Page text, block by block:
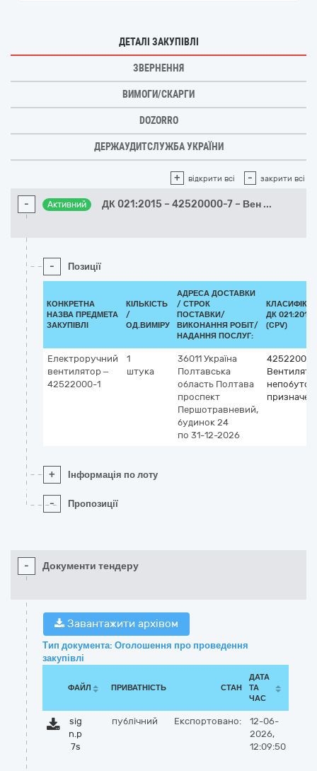
ДЕТАЛІ ЗАКУПІВЛІ
ЗВЕРНЕННЯ
ВИМОГИ/СКАРГИ
DOZORRO
ДЕРЖАУДИТСЛУЖБА УКРАЇНИ
+ відкрити всі - закрити всі
- Активний ДК 021:2015 – 42520000-7 – Вен ...
- Позиції
КОНКРЕТНА
НАЗВА ПРЕДМЕТА
ЗАКУПІВЛІ
КІЛЬКІСТЬ
/
ОД.ВИМІРУ
АДРЕСА ДОСТАВКИ
/ СТРОК
ПОСТАВКИ/
ВИКОНАННЯ РОБІТ/
НАДАННЯ ПОСЛУГ:
ДК 021:2015
(CPV)
Електроручний
вентилятор –
42522000-1
1
штука
36011 Україна
Полтавська
область Полтава
проспект
Першотравневий,
будинок 24
по 31-12-2026
42522000-
+ Інформація по лоту
- Пропозиції
- Документи тендеру
Завантажити архівом
Тип документа: Оголошення про проведення
закупівлі
ФАЙЛ ПРИВАТНІСТЬ СТАН
ДАТА
ТА
ЧАС
sig
n.p
7s
публічний Експортовано:
12-06-
2026,
12:09:50